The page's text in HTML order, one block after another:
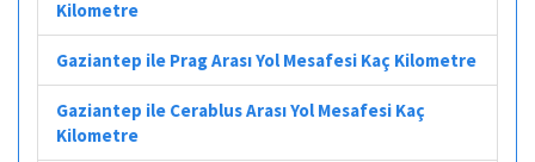
Kilometre
Gaziantep ile Prag Arası Yol Mesafesi Kaç Kilometre
Gaziantep ile Cerablus Arası Yol Mesafesi Kaç
Kilometre